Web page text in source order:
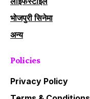
भोजपुरी सिनेमा
अन्य
Policies
Privacy Policy